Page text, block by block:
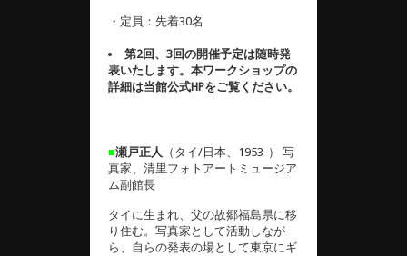
・定員：先着30名
第2回、3回の開催予定は随時発
表いたします。本ワークショップの
詳細は当館公式HPをご覧ください。
■瀬戸正人 （タイ/日本、1953-） 写
真家、清里フォトアートミュージア
ム副館長
タイに生まれ、父の故郷福島県に移
り住む。写真家として活動しなが
ら、自らの発表の場として東京にギ